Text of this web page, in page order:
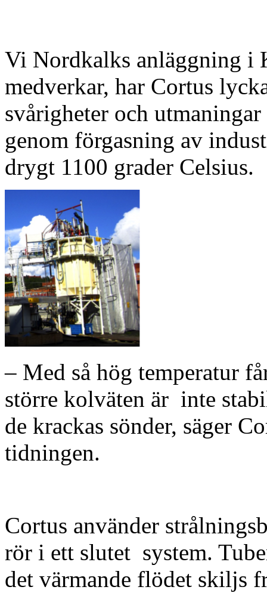
Vi Nordkalks anläggning i
medverkar, har Cortus
svårigheter och
genom förgasning av
drygt 1100 grader Celsius.
– Med så hög temperatur
större kolväten är inte
de krackas sönder, säger
tidningen.
Cortus använder
rör i ett slutet system.
det värmande flödet skiljs